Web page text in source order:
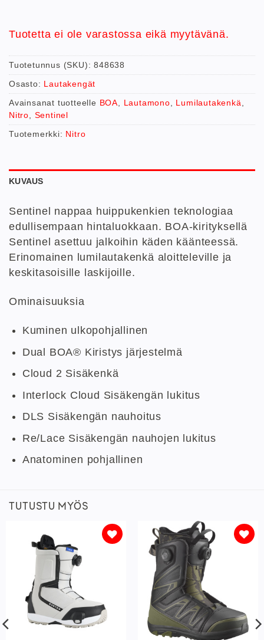
Tuotetta ei ole varastossa eikä myytävänä.
Tuotetunnus (SKU):848638
Osasto: Lautakengät
Avainsanat tuotteelle BOA Lautamono Lumilautakenkä
Nitro
Sentinel
Tuotemerkki: Nitro
KUVAUS
Sentinel nappaa huippukenkien teknologiaa
edullisempaan hintaluokkaan. BOA-kirityksellä
Sentinel asettuu jalkoihin käden käänteessä.
Erinomainen lumilautakenkä aloitteleville ja
keskitasoisille laskijoille.
Ominaisuuksia
Kuminen ulkopohjallinen
Dual BOA® Kiristys järjestelmä
Cloud 2 Sisäkenkä
Interlock Cloud Sisäkengän lukitus
DLS Sisäkengän nauhoitus
Re/Lace Sisäkengän nauhojen lukitus
Anatominen pohjallinen
TUTUSTU MYÖS
toivelistaan